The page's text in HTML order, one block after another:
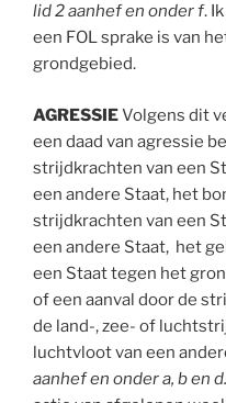
lid 2 aanhef en onder f.
een FOL sprake is van
grondgebied.
AGRESSIEVolgens dit
een daad van agressie
strijdkrachten van een
een andere Staat, het
strijdkrachten van een
een andere Staat, het
een Staat tegen het
of een aanval door de
de land-, zee- of
luchtvloot van een
aanhef en onder a, b en d.